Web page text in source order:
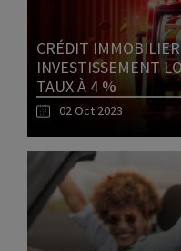
CRÉDIT
INVESTISSEMENT
TAUX À 4 %
02 Oct 2023